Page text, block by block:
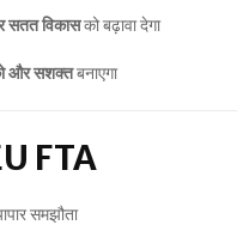
सतत विकासको बढ़ावा देगा
और सशक्तबनाएगा
FTA
समझौता